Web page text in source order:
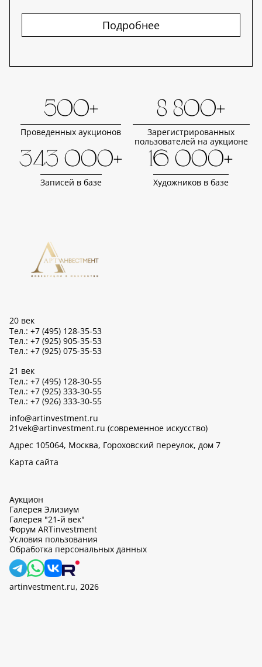
Подробнее
500+
Проведенных аукционов
8 800+
Зарегистрированных
пользователей на аукционе
343 000+
Записей в базе
16 000+
Художников в базе
20 век
Тел.: +7 (495) 128-35-53
Тел.: +7 (925) 905-35-53
Тел.: +7 (925) 075-35-53
21 век
Тел.: +7 (495) 128-30-55
Тел.: +7 (925) 333-30-55
Тел.: +7 (926) 333-30-55
info@artinvestment.ru
21vek@artinvestment.ru (современное искусство)
Адрес 105064, Москва, Гороховский переулок, дом 7
Карта сайта
Аукцион
Галерея Элизиум
Галерея "21-й век"
Форум ARTinvestment
Условия пользования
Обработка персональных данных
artinvestment.ru, 2026